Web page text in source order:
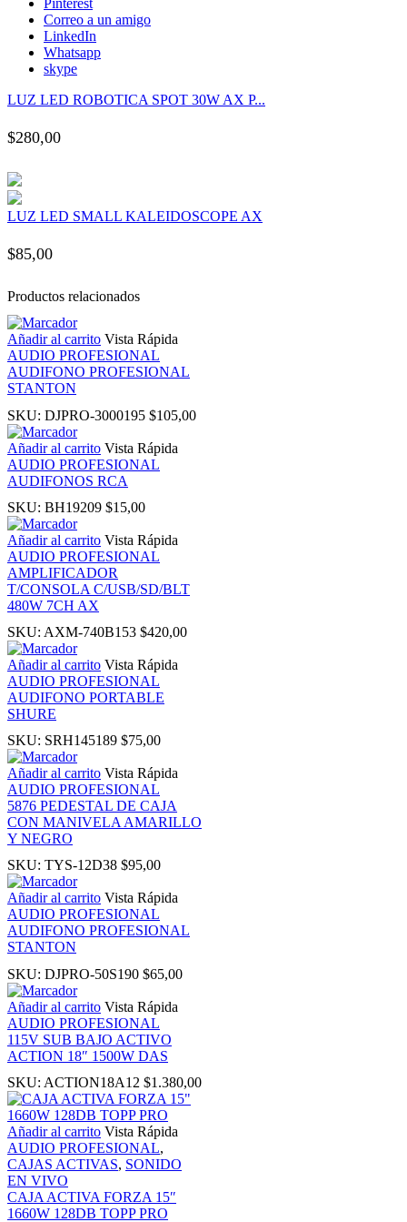
panel
panel
panel
panel
panel
panel
panel
panel
panel
Panel
Panel
oku
Panel
Panel
panel
Oku
panel
panel
panel
Panel
Pinterest
Correo a un amigo
LinkedIn
Whatsapp
skype
LUZ LED ROBOTICA SPOT 30W AX P...
$280,00
LUZ LED SMALL KALEIDOSCOPE AX
$85,00
Productos relacionados
Añadir al carrito Vista Rápida
AUDIO PROFESIONAL
AUDIFONO PROFESIONAL
STANTON
SKU: DJPRO-3000195 $105,00
Añadir al carrito Vista Rápida
AUDIO PROFESIONAL
AUDIFONOS RCA
SKU: BH19209 $15,00
Añadir al carrito Vista Rápida
AUDIO PROFESIONAL
AMPLIFICADOR
T/CONSOLA C/USB/SD/BLT
480W 7CH AX
SKU: AXM-740B153 $420,00
Añadir al carrito Vista Rápida
AUDIO PROFESIONAL
AUDIFONO PORTABLE
SHURE
SKU: SRH145189 $75,00
Añadir al carrito Vista Rápida
AUDIO PROFESIONAL
5876 PEDESTAL DE CAJA
CON MANIVELA AMARILLO
Y NEGRO
SKU: TYS-12D38 $95,00
Añadir al carrito Vista Rápida
AUDIO PROFESIONAL
AUDIFONO PROFESIONAL
STANTON
SKU: DJPRO-50S190 $65,00
Añadir al carrito Vista Rápida
AUDIO PROFESIONAL
115V SUB BAJO ACTIVO
ACTION 18″ 1500W DAS
SKU: ACTION18A12 $1.380,00
Añadir al carrito Vista Rápida
AUDIO PROFESIONAL,
CAJAS ACTIVAS, SONIDO
EN VIVO
CAJA ACTIVA FORZA 15″
1660W 128DB TOPP PRO